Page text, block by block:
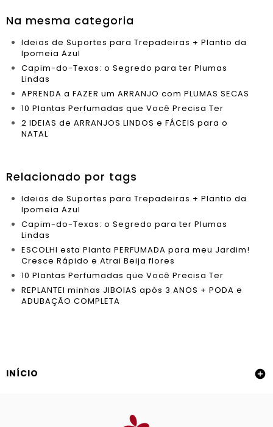
Na mesma categoria
Ideias de Suportes para Trepadeiras + Plantio da
Ipomeia Azul
Capim-do-Texas: o Segredo para ter Plumas
Lindas
APRENDA a FAZER um ARRANJO com PLUMAS SECAS
10 Plantas Perfumadas que Você Precisa Ter
2 IDEIAS de ARRANJOS LINDOS e FÁCEIS para o
NATAL
Relacionado por tags
Ideias de Suportes para Trepadeiras + Plantio da
Ipomeia Azul
Capim-do-Texas: o Segredo para ter Plumas
Lindas
ESCOLHI esta Planta PERFUMADA para meu Jardim!
Cresce Rápido e Atrai Beija flores
10 Plantas Perfumadas que Você Precisa Ter
REPLANTEI minhas JIBOIAS após 3 ANOS + PODA e
ADUBAÇÃO COMPLETA
INÍCIO 